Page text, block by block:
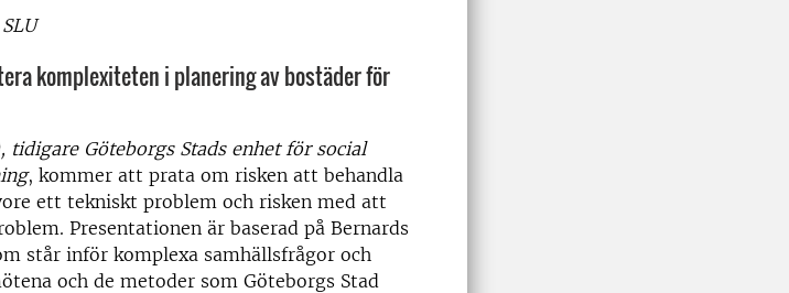
komplexiteten i planering av bostäder för
tidigare Göteborgs Stads enhet för social
, kommer att prata om risken att behandla
ett tekniskt problem och risken med att
Presentationen är baserad på Bernards
står inför komplexa samhällsfrågor och
och de metoder som Göteborgs Stad